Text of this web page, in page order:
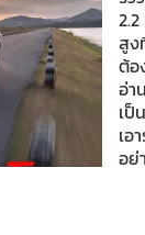
สูง
ต้อ
อ่า
เป็
เอ
อย่